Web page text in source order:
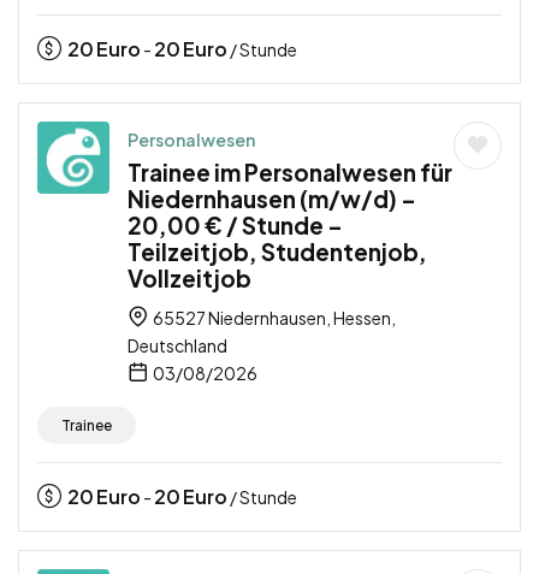
20Euro - 20Euro / Stunde
Personalwesen
Trainee im Personalwesen für
Niedernhausen (m/w/d) –
20,00 € / Stunde –
Teilzeitjob, Studentenjob,
Vollzeitjob
65527 Niedernhausen, Hessen,
Deutschland
03/08/2026
Trainee
20Euro - 20Euro / Stunde